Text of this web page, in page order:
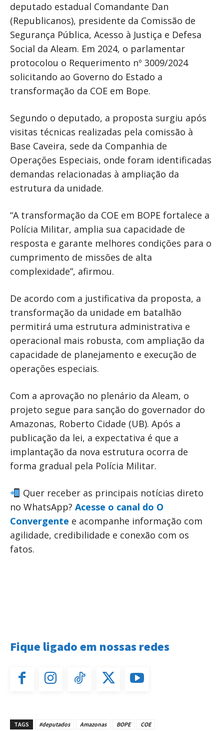
deputado estadual Comandante Dan
(Republicanos), presidente da Comissão de
Segurança Pública, Acesso à Justiça e Defesa
Social da Aleam. Em 2024, o parlamentar
protocolou o Requerimento nº 3009/2024
solicitando ao Governo do Estado a
transformação da COE em Bope.
Segundo o deputado, a proposta surgiu após
visitas técnicas realizadas pela comissão à
Base Caveira, sede da Companhia de
Operações Especiais, onde foram identificadas
demandas relacionadas à ampliação da
estrutura da unidade.
“A transformação da COE em BOPE fortalece a
Polícia Militar, amplia sua capacidade de
resposta e garante melhores condições para o
cumprimento de missões de alta
complexidade”, afirmou.
De acordo com a justificativa da proposta, a
transformação da unidade em batalhão
permitirá uma estrutura administrativa e
operacional mais robusta, com ampliação da
capacidade de planejamento e execução de
operações especiais.
Com a aprovação no plenário da Aleam, o
projeto segue para sanção do governador do
Amazonas, Roberto Cidade (UB). Após a
publicação da lei, a expectativa é que a
implantação da nova estrutura ocorra de
forma gradual pela Polícia Militar.
Quer receber as principais notícias direto
no WhatsApp? Acesse o canal do O
Convergente e acompanhe informação com
agilidade, credibilidade e conexão com os
fatos.
Fique ligado em nossas redes
TAGS #deputados Amazonas BOPE COE